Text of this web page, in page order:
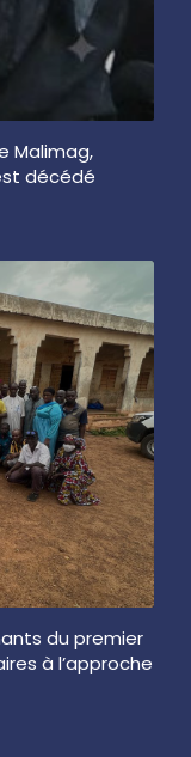
Malimag,
décédé
du premier
à l’approche